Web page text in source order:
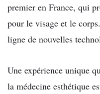
premier en France, qui
pour le visage et le
ligne de nouvelles
Une expérience unique
la médecine esthétique